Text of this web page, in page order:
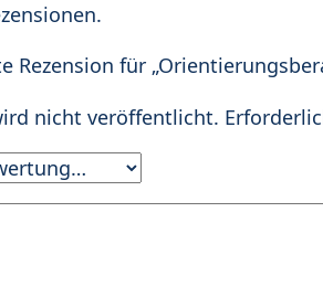
Rezension für
nicht veröffentlicht.